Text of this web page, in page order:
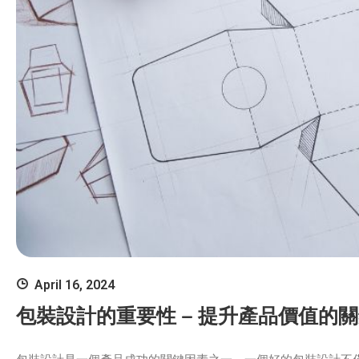
April 16, 2024
包裝設計的重要性 – 提升產品價值的